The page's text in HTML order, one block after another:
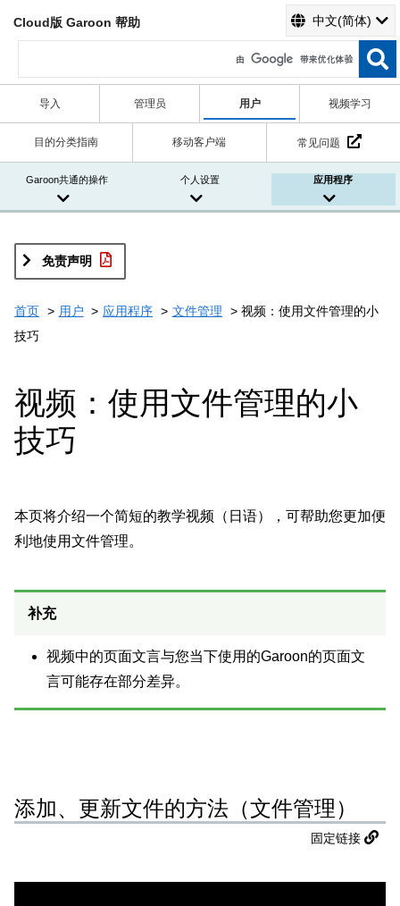
Cloud版 Garoon 帮助 中文(简体)
导入 管理员 用户 视频学习
目的分类指南 移动客户端 常见问题
Garoon共通的操作 个人设置 应用程序
免责声明
首页 用户 应用程序 文件管理
视频：使用文件管理的小
技巧
视频：使用文件管理的小
技巧
本页将介绍一个简短的教学视频（日语），可帮助您更加便
利地使用文件管理。
补充
视频中的页面文言与您当下使用的Garoon的页面文
言可能存在部分差异。
添加、更新文件的方法（文件管理）
固定链接